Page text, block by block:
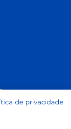
de privacidade